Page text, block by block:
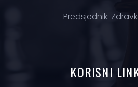
Predsjednik:
KORISNI